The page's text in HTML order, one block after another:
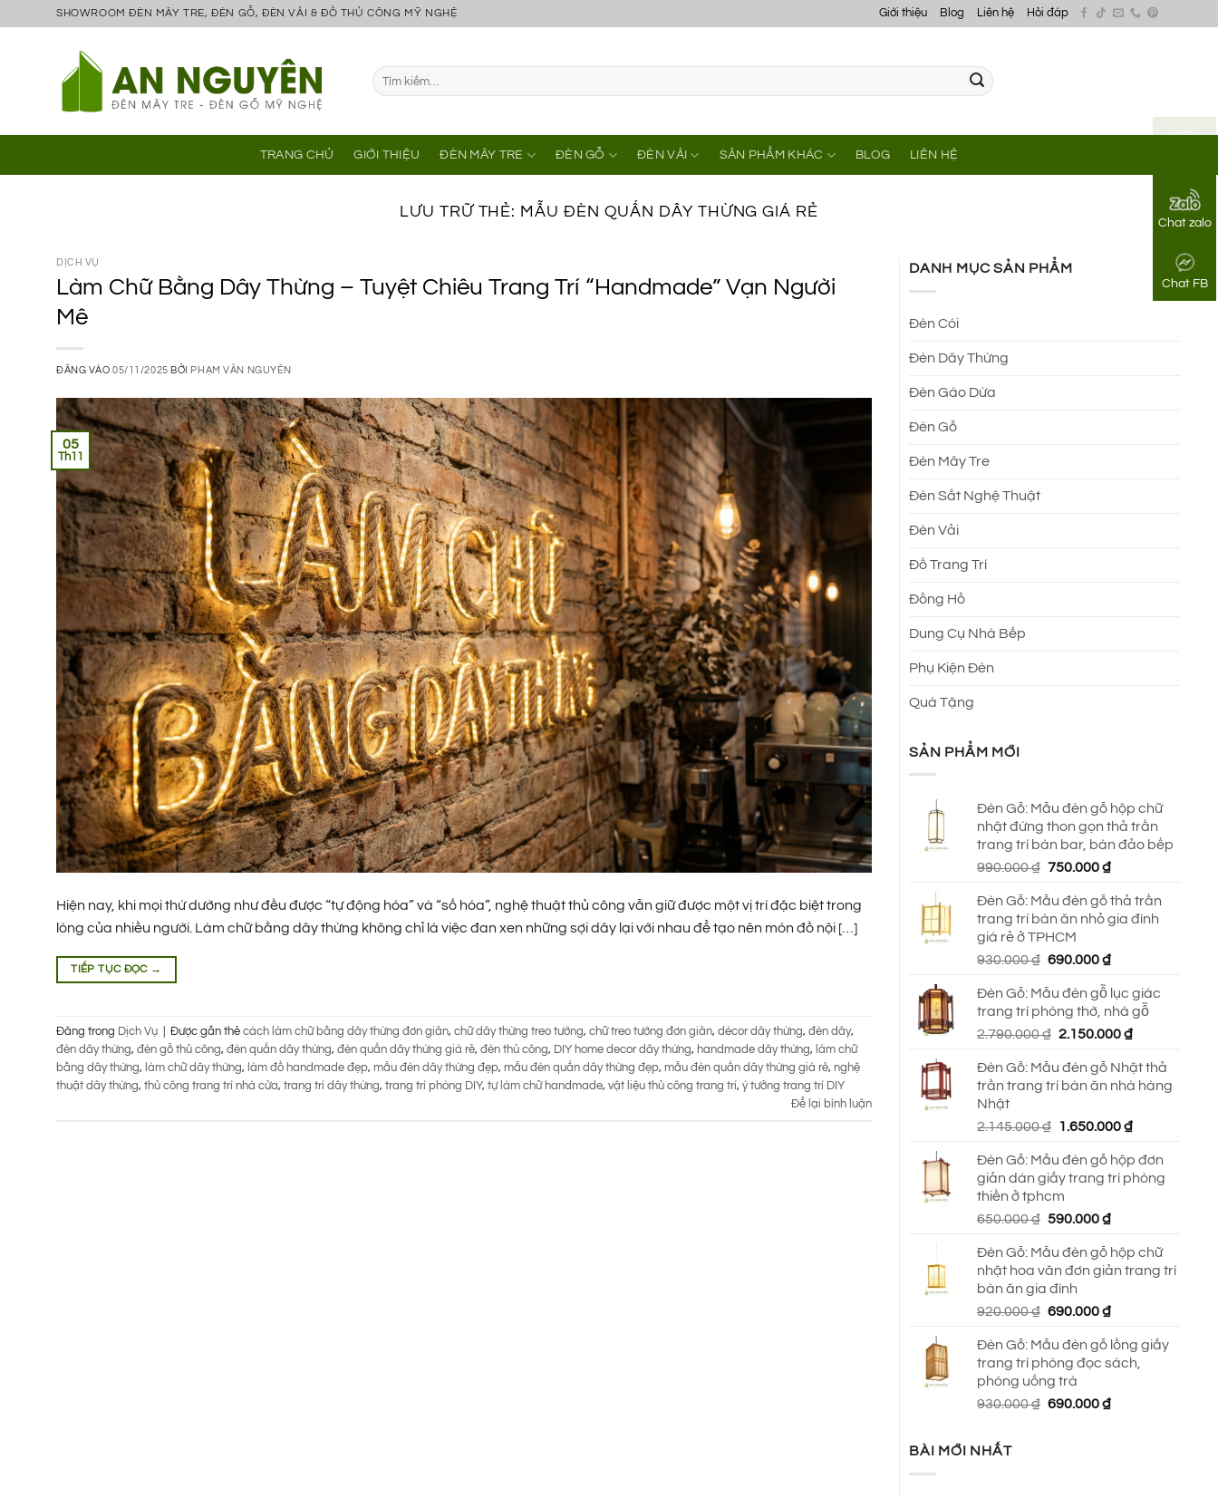
Chat zalo
Chat FB
SHOWROOM ĐÈN MÂY TRE, ĐÈN GỖ, ĐÈN VẢI & ĐỒ THỦ CÔNG MỸ NGHỆ Giới thiệu Blog Liên hệ Hỏi đáp
Tìm
kiếm:
TRANG CHỦ GIỚI THIỆU ĐÈN MÂY TRE ĐÈN GỖ ĐÈN VẢI SẢN PHẨM KHÁC BLOG LIÊN HỆ
LƯU TRỮ THẺ: MẪU ĐÈN QUẤN DÂY THỪNG GIÁ RẺ
DỊCH VỤ
Làm Chữ Bằng Dây Thừng – Tuyệt Chiêu Trang Trí “Handmade” Vạn Người
Mê
ĐĂNG VÀO05/11/2025 BỞI PHẠM VĂN NGUYÊN
05
Th11
Hiện nay, khi mọi thứ dường như đều được “tự động hóa” và “số hóa”, nghệ thuật thủ công vẫn giữ được một vị trí đặc biệt trong
lòng của nhiều người. Làm chữ bằng dây thừng không chỉ là việc đan xen những sợi dây lại với nhau để tạo nên món đồ nội […]
TIẾP TỤC ĐỌC →
Đăng trong Dịch Vụ Được gắn thẻ cách làm chữ bằng dây thừng đơn giản, chữ dây thừng treo tường, chữ treo tường đơn giản, décor dây thừng, đèn dây,
đèn dây thừng, đèn gỗ thủ công, đèn quấn dây thừng, đèn quấn dây thừng giá rẻ, đèn thủ công, DIY home decor dây thừng, handmade dây thừng, làm chữ
bằng dây thừng, làm chữ dây thừng, làm đồ handmade đẹp, mẫu đèn dây thừng đẹp, mẫu đèn quấn dây thừng đẹp, mẫu đèn quấn dây thừng giá rẻ, nghệ
thuật dây thừng, thủ công trang trí nhà cửa, trang trí dây thừng, trang trí phòng DIY, tự làm chữ handmade, vật liệu thủ công trang trí, ý tưởng trang trí DIY
Để lại bình luận
DANH MỤC SẢN PHẨM
Đèn Cói
Đèn Dây Thừng
Đèn Gáo Dừa
Đèn Gỗ
Đèn Mây Tre
Đèn Sắt Nghệ Thuật
Đèn Vải
Đồ Trang Trí
Đồng Hồ
Dung Cụ Nhà Bếp
Phụ Kiện Đèn
Quà Tặng
SẢN PHẨM MỚI
Đèn Gỗ: Mẫu đèn gỗ hộp chữ
nhật đứng thon gọn thả trần
trang trí bàn bar, bàn đảo bếp
990.000₫ Giá
là:
990.000 ₫.
750.000₫Giá
tại
là:
Đèn Gỗ: Mẫu đèn gỗ thả trần
trang trí bàn ăn nhỏ gia đình
giá rẻ ở TPHCM
930.000₫ Giá
là:
930.000 ₫.
690.000₫Giá
tại
là:
690.000 ₫.
Đèn Gỗ: Mẫu đèn gỗ lục giác
trang trí phòng thờ, nhà gỗ
2.790.000₫ Giá
là:
2.790.000 ₫.
2.150.000₫Giá
tại
là:
Đèn Gỗ: Mẫu đèn gỗ Nhật thả
trần trang trí bàn ăn nhà hàng
Nhật
2.145.000₫
Giá
là:
2.145.000 ₫.
1.650.000₫Giá
tại
là:
Đèn Gỗ: Mẫu đèn gỗ hộp đơn
giản dán giấy trang trí phòng
thiền ở tphcm
650.000₫ Giá
là:
650.000 ₫.
590.000₫Giá
tại
là:
Đèn Gỗ: Mẫu đèn gỗ hộp chữ
nhật hoa văn đơn giản trang trí
bàn ăn gia đình
920.000₫ Giá
là:
920.000 ₫.
690.000₫Giá
tại
là:
Đèn Gỗ: Mẫu đèn gỗ lồng giấy
trang trí phòng đọc sách,
phòng uống trà
930.000₫ Giá
690.000₫Giá
BÀI MỚI NHẤT